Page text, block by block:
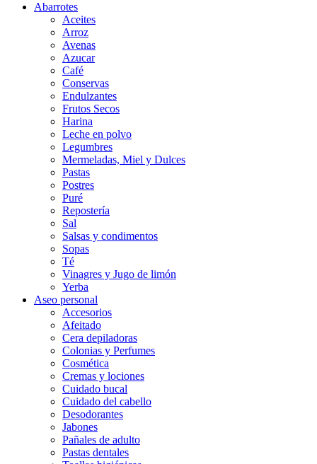
Abarrotes
Aceites
Arroz
Avenas
Azucar
Café
Conservas
Endulzantes
Frutos Secos
Harina
Leche en polvo
Legumbres
Mermeladas, Miel y Dulces
Pastas
Postres
Puré
Repostería
Sal
Salsas y condimentos
Sopas
Té
Vinagres y Jugo de limón
Yerba
Aseo personal
Accesorios
Afeitado
Cera depiladoras
Colonias y Perfumes
Cosmética
Cremas y lociones
Cuidado bucal
Cuidado del cabello
Desodorantes
Jabones
Pañales de adulto
Pastas dentales